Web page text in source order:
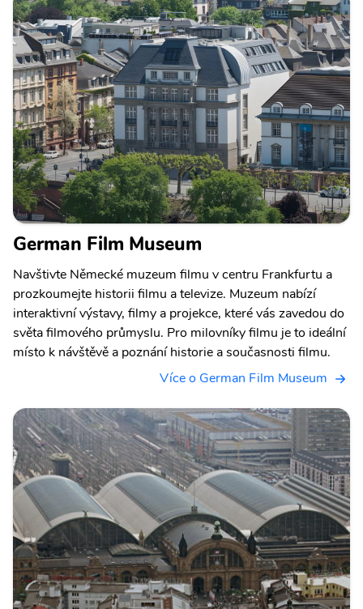
German Film Museum
Navštivte Německé muzeum filmu v centru Frankfurtu a
prozkoumejte historii filmu a televize. Muzeum nabízí
interaktivní výstavy, filmy a projekce, které vás zavedou do
světa filmového průmyslu. Pro milovníky filmu je to ideální
místo k návštěvě a poznání historie a současnosti filmu.
Více o German Film Museum